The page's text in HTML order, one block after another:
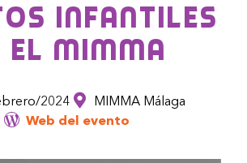
infantiles
el MIMMA
2024
MIMMA Málaga
Web del evento